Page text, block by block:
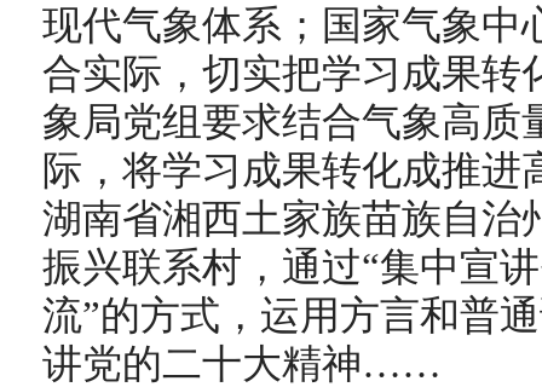
现代气象体系；国家气象中
合实际，切实把学习成果转
象局党组要求结合气象高质
际，将学习成果转化成推
湖南省湘西土家族苗族自治
振兴联系村，通过“集中宣
流”的方式，运用方言和普
讲党的二十大精神……